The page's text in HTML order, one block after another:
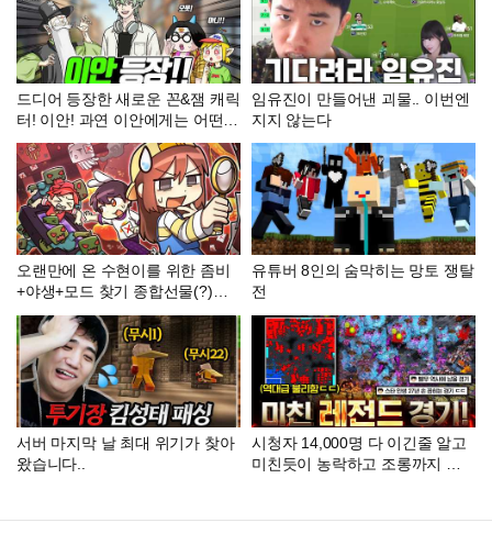
고의 사기판!
드디어 등장한 새로운 꼰&잼 캐릭
터! 이안! 과연 이안에게는 어떤
사연이? (꼰&잼)
임유진이 만들어낸 괴물.. 이번엔
지지 않는다
오랜만에 온 수현이를 위한 좀비
+야생+모드 찾기 종합선물(?)세
트
유튜버 8인의 숨막히는 망토 쟁탈
전
서버 마지막 날 최대 위기가 찾아
왔습니다..
시청자 14,000명 다 이긴줄 알고
미친듯이 농락하고 조롱까지 하
기 시작하는데ㅋㅋㅋㅋ